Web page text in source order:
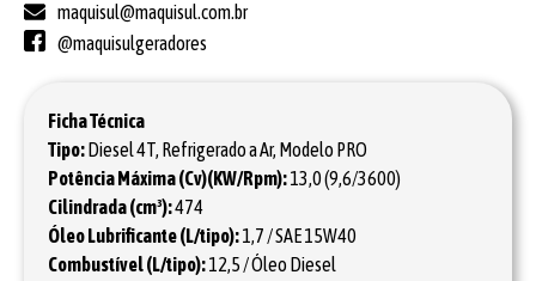
maquisul@maquisul.com.br
@maquisulgeradores
Ficha Técnica
Tipo:Diesel 4T, Refrigerado a Ar, Modelo PRO
Potência Máxima (Cv)(KW/Rpm):13,0 (9,6/3600)
Cilindrada (cm³):474
Óleo Lubrificante (L/tipo):1,7 / SAE 15W40
Combustível (L/tipo):12,5 / Óleo Diesel